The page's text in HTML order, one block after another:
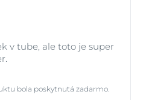
v tube, ale toto je super
bola poskytnutá zadarmo.